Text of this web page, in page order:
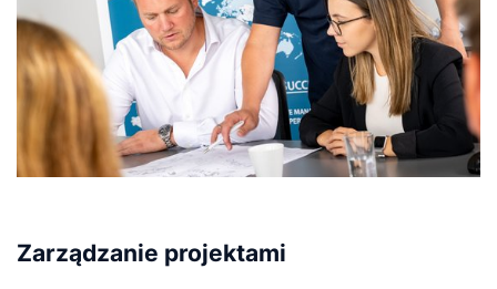
Zarządzanie projektami